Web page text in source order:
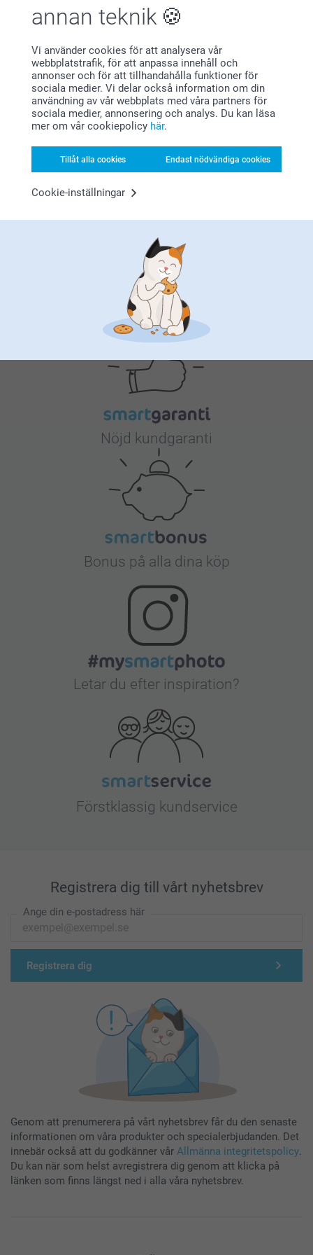
annan teknik
Vi använder cookies för att analysera vår
webbplatstrafik, för att anpassa innehåll och
annonser och för att tillhandahålla funktioner för
sociala medier. Vi delar också information om din
användning av vår webbplats med våra partners för
sociala medier, annonsering och analys. Du kan läsa
mer om vår cookiepolicy här.
Tillåt alla cookies Endast nödvändiga cookies
Cookie-inställningar
11:57
Hej Åsa
servettringar.
En kul detalj att duka fram vid festen och som kan
knyta samman ett helt tema! Tack för att du valt att
beställa hos oss.
Varma hälsningar
Johanna, Smartphoto
Visa mer
Relaterade produkter
Vas i frostat glas
149,00
(13 omdömen)
Menykort (12 st)
99,00
(1 omdömen)
Vimplar
179,00
Godispåse DIY
Varförsmartphoto
Nöjd kundgaranti
Bonus på alla dina köp
Letar du efter inspiration?
Förstklassig kundservice
Registrera dig till vårt nyhetsbrev
Ange din e-postadress här
Registrera dig
Genom att prenumerera på vårt nyhetsbrev får du den senaste
informationen om våra produkter och specialerbjudanden. Det
innebär också att du godkänner vår Allmänna integritetspolicy.
Du kan när som helst avregistrera dig genom att klicka på
länken som finns längst ned i alla våra nyhetsbrev.